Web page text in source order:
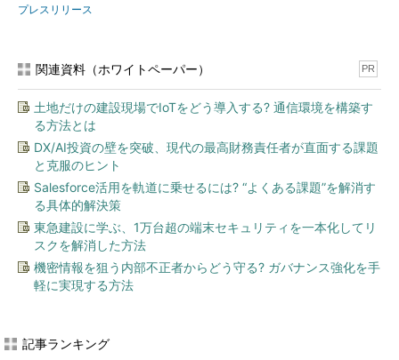
プレスリリース
関連資料（ホワイトペーパー） PR
土地だけの建設現場でIoTをどう導入する? 通信環境を構築す
る方法とは
DX/AI投資の壁を突破、現代の最高財務責任者が直面する課題
と克服のヒント
Salesforce活用を軌道に乗せるには? “よくある課題”を解消す
る具体的解決策
東急建設に学ぶ、1万台超の端末セキュリティを一本化してリ
スクを解消した方法
機密情報を狙う内部不正者からどう守る? ガバナンス強化を手
軽に実現する方法
記事ランキング